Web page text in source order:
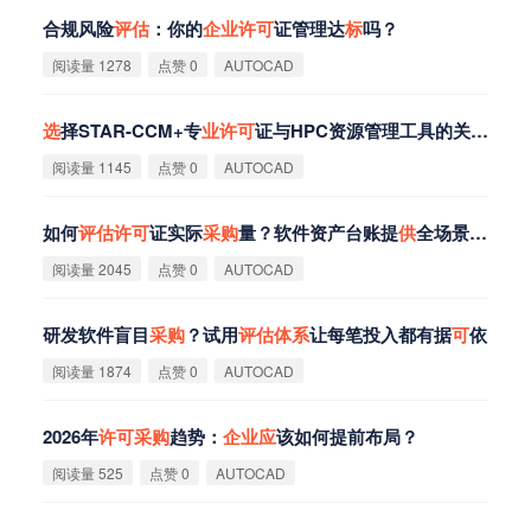
合规风险评估：你的企业许可证管理达标吗？
阅读量 1278 点赞 0 AUTOCAD
选择STAR-CCM+专业许可证与HPC资源管理工具的关键
阅读量 1145 点赞 0 AUTOCAD
如何评估许可证实际采购量？软件资产台账提供全场景解决方案
阅读量 2045 点赞 0 AUTOCAD
研发软件盲目采购？试用评估体系让每笔投入都有据可依
阅读量 1874 点赞 0 AUTOCAD
2026年许可采购趋势： 企业应该如何提前布局？
阅读量 525 点赞 0 AUTOCAD